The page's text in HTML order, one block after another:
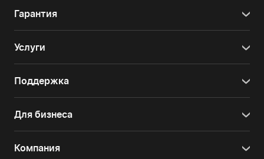
Гарантия
Услуги
Поддержка
Для бизнеса
Компания